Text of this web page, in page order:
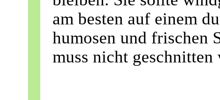
am besten auf einem
humosen und frischen
muss nicht geschnitten